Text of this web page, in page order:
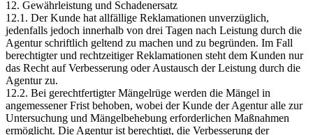
12. Gewährleistung und Schadenersatz
12.1. Der Kunde hat allfällige Reklamationen unverzüglich,
jedenfalls jedoch innerhalb von drei Tagen nach Leistung durch die
Agentur schriftlich geltend zu machen und zu begründen. Im Fall
berechtigter und rechtzeitiger Reklamationen steht dem Kunden nur
das Recht auf Verbesserung oder Austausch der Leistung durch die
Agentur zu.
12.2. Bei gerechtfertigter Mängelrüge werden die Mängel in
angemessener Frist behoben, wobei der Kunde der Agentur alle zur
Untersuchung und Mängelbehebung erforderlichen Maßnahmen
ermöglicht. Die Agentur ist berechtigt, die Verbesserung der